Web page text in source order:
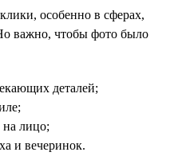
особенно в сферах,
важно, чтобы фото было
деталей;
на лицо;
и вечеринок.